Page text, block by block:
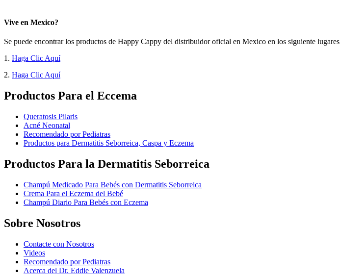
Vive en Mexico?
Se puede encontrar los productos de Happy Cappy del distribuidor oficial en Mexico en los siguiente lugares
1. Haga Clic Aquí
2. Haga Clic Aquí
Productos Para el Eccema
Queratosis Pilaris
Acné Neonatal
Recomendado por Pediatras
Productos para Dermatitis Seborreica, Caspa y Eczema
Productos Para la Dermatitis Seborreica
Champú Medicado Para Bebés con Dermatitis Seborreica
Crema Para el Eczema del Bebé
Champú Diario Para Bebés con Eczema
Sobre Nosotros
Contacte con Nosotros
Videos
Recomendado por Pediatras
Acerca del Dr. Eddie Valenzuela